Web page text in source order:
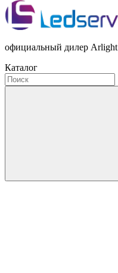
официальный дилер Arlight
Каталог